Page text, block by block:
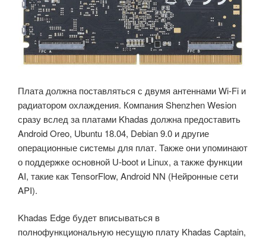
Плата должна поставляться с двумя антеннами Wi-Fi и
радиатором охлаждения. Компания Shenzhen Wesion
сразу вслед за платами Khadas должна предоставить
Android Oreo, Ubuntu 18.04, Debian 9.0 и другие
операционные системы для плат. Также они упоминают
о поддержке основной U-boot и Linux, а также функции
AI, такие как TensorFlow, Android NN (Нейронные сети
API).
Khadas Edge будет вписываться в
полнофункциональную несущую плату Khadas Captain,